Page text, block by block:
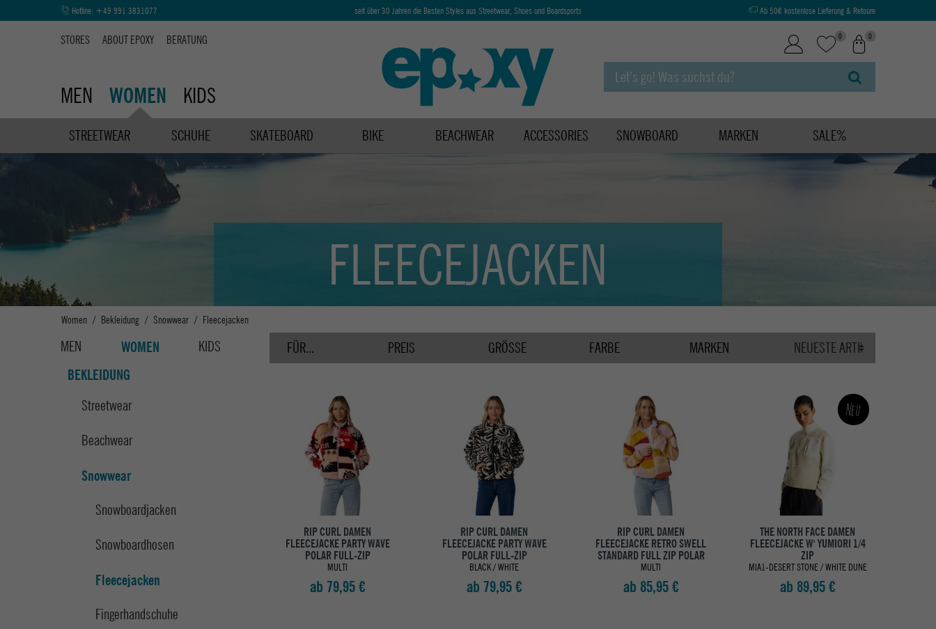
Hotline: +49 991 3831077 seit über 30 Jahren die Besten Styles aus Streetwear, Shoes und Boardsports Ab 50€ kostenlose Lieferung & Retoure
STORES ABOUT EPOXY BERATUNG
MEN WOMEN KIDS
0 0
STREETWEAR SCHUHE SKATEBOARD BIKE BEACHWEAR ACCESSORIES SNOWBOARD MARKEN SALE%
FLEECEJACKEN
Women Bekleidung Snowwear Fleecejacken
MEN WOMEN KIDS
BEKLEIDUNG
Streetwear
Beachwear
Snowwear
Snowboardjacken
Snowboardhosen
Fleecejacken
Fingerhandschuhe
FÜR... PREIS GRÖSSE FARBE MARKEN
RIP CURL DAMEN
FLEECEJACKE PARTY WAVE
POLAR FULL-ZIP
MULTI
ab 79,95 €
RIP CURL DAMEN
FLEECEJACKE PARTY WAVE
POLAR FULL-ZIP
BLACK / WHITE
ab 79,95 €
RIP CURL DAMEN
FLEECEJACKE RETRO SWELL
STANDARD FULL ZIP POLAR
MULTI
ab 85,95 €
Neu
THE NORTH FACE DAMEN
FLEECEJACKE W' YUMIORI 1/4
ZIP
MIA1-DESERT STONE / WHITE DUNE
ab 89,95 €